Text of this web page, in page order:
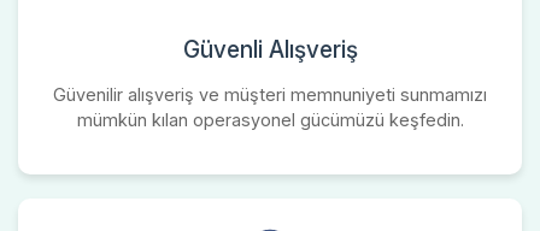
Güvenli Alışveriş
Güvenilir alışveriş ve müşteri memnuniyeti sunmamızı
mümkün kılan operasyonel gücümüzü keşfedin.